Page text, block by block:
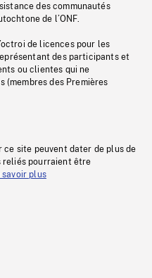
des communautés
de l’ONF.
de licences pour les
des participants et
ou clientes qui ne
(membres des Premières
ce site peuvent dater de plus de
reliés pourraient être
savoir plus